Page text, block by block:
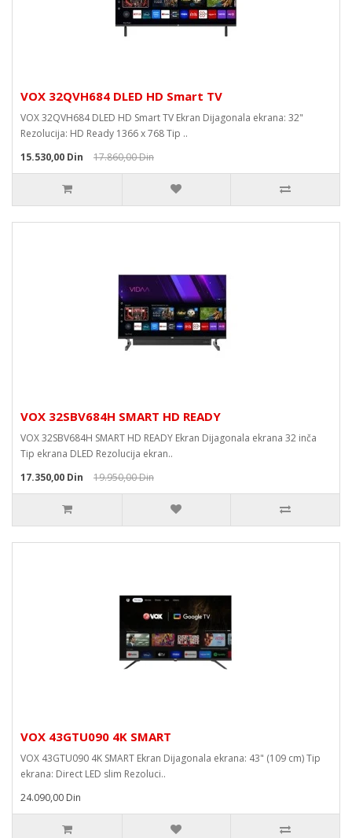
VOX 32QVH684 DLED HD Smart TV
VOX 32QVH684 DLED HD Smart TV Ekran Dijagonala ekrana: 32"
Rezolucija: HD Ready 1366 x 768 Tip ..
15.530,00 Din
17.860,00 Din
VOX 32SBV684H SMART HD READY
VOX 32SBV684H SMART HD READY Ekran Dijagonala ekrana 32 inča
Tip ekrana DLED Rezolucija ekran..
17.350,00 Din
19.950,00 Din
VOX 43GTU090 4K SMART
VOX 43GTU090 4K SMART Ekran Dijagonala ekrana: 43" (109 cm) Tip
ekrana: Direct LED slim Rezoluci..
24.090,00 Din